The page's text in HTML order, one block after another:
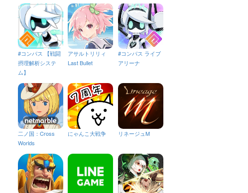
#コンパス 【戦闘
摂理解析システ
ム】
アサルトリリィ
Last Bullet
#コンパス ライブ
アリーナ
二ノ国：Cross
Worlds
にゃんこ大戦争 リネージュM